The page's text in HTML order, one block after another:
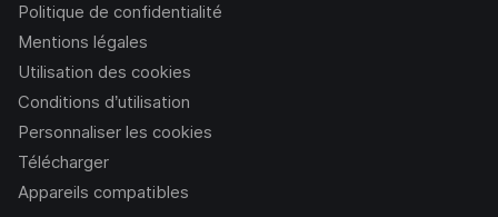
Politique de confidentialité
Mentions légales
Utilisation des cookies
Conditions d’utilisation
Personnaliser les cookies
Télécharger
Appareils compatibles